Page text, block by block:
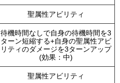
聖属性アビリティ
待機時間なしで自身の待機時間を3
ターン短縮する+自身の聖属性アビ
リティのダメージを3ターンアップ
(効果：中)
聖属性アビリティ